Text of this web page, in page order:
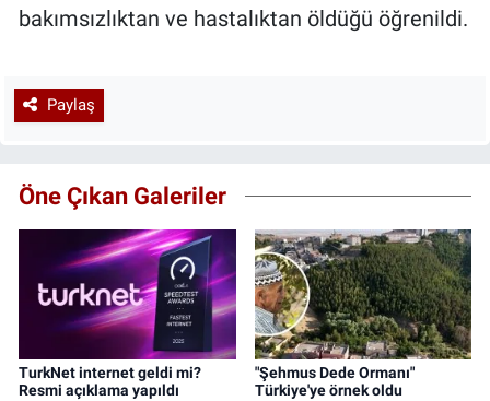
bakımsızlıktan ve hastalıktan öldüğü öğrenildi.
Paylaş
Öne Çıkan Galeriler
TurkNet internet geldi mi?
Resmi açıklama yapıldı
"Şehmus Dede Ormanı"
Türkiye'ye örnek oldu